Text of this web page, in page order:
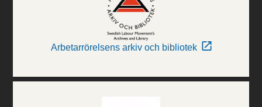
Arbetarrörelsens arkiv och bibliotek